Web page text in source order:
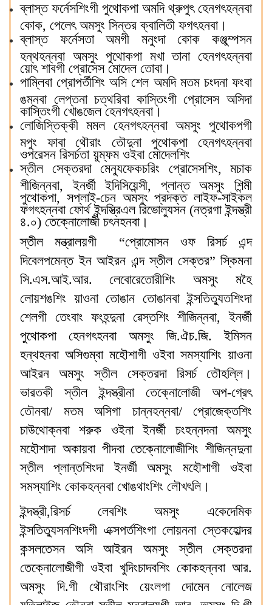
ব্লাস্ত ফর্নেসশিংগী পুথোকপা অমদি থ্রুপুৎ হেনগৎহন্নবা
কোক, পেলেৎ অমসুং সিন্তর ক্বালিতী ফগৎহনবা।
ব্লাস্ত ফর্নেসতা অমগী মনুংদা কোক কঞ্জুম্পসন
হন্থহন্নবা অমসুং পুথোকপা মখা তানা হেনগৎহন্নবা
য়োৎ শাবগী প্রোসেস মোদেল তোবা।
পাম্লিবা প্রোপর্তীশিং অসি শেল অমদি মতম চংদনা ফংবা
ঙম্নবা লেপ্তনা চত্থরিবা কাস্তিংগী প্রোসেস অসিদা
কাস্তিংগী খোঙজেল হেনগৎহনবা।
লোজিস্তিক্কী মমল হেনগৎহন্নবা অমসুং পুথোকপগী
মপুং ফাবা থৌরাং তৌদুনা পুথোকপা হেনগৎহন্নবা
ওপরেসন রিসর্চতা য়ুম্ফম ওইবা মোদেলশিং
স্তীল সেক্তরদা মেন্যুফেকচরিং প্রোসেসশিং, মচাক
শীজিন্নবা, ইনর্জী ইদিসিয়েন্সী, প্লান্ত অমসুং শিন্মী
পুথোকপা, সপ্লাই-চেন অমসুং প্রদক্ত লাইফ-সাইকল
ফগৎহন্নবা ফোর্থ ইন্দস্ত্রিএল রিভোল্যুসন (নত্রগা ইন্দস্ত্রী
৪.০) তেক্নোলোজী চৎনহনবা।
স্তীল মন্ত্রালয়গী “প্রোমোসন ওফ রিসর্চ এন্দ
দিবেলপমেন্ত ইন আইরন এন্দ স্তীল সেক্তর” স্কিমনা
সি.এস.আই.আর. লেবোরেতোরীশিং অমসুং মহৈ
লোয়শঙশিং য়াওনা তোঙান তোঙানবা ইন্সতিত্যুতশিংদা
শেলগী তেংবাং ফংহন্দুনা ৱেস্তশিং শীজিন্নবা, ইনর্জী
পুথোকপা হেনগৎহনবা অমসুং জি.ঐচ.জি. ইমিসন
হন্থহনবা অসিগুম্বা মহৌশাগী ওইবা সমস্যাশিং য়াওনা
আইরন অমসুং স্তীল সেক্তরদা রিসর্চ তৌহল্লি।
ভারতকী স্তীল ইন্দস্ত্রীনা তেক্নোলোজী অপ-গ্রেৎ
তৌনবা/ মতম অসিগা চান্নহন্নবা/ প্রোজেক্তশিং
চাউথোক্নবা শরুক ওইনা ইনর্জী চংহন্নদনা অমসুং
মহৌশাদা অকায়বা পীদবা তেক্নোলোজীশিং শীজিন্নদুনা
স্তীল প্লান্তশিংদা ইনর্জী অমসুং মহৌশাগী ওইবা
সমস্যাশিং কোকহন্নবা খোঙথাংশিং লৌখৎলি।
ইন্দস্ত্রী,রিসর্চ লেবশিং অমসুং একেদেমিক
ইন্সতিত্যুসনশিংদগী এক্সপর্তশিংগা লোয়ননা স্তেকহোল্দর
কন্সলতেসন অসি আইরন অমসুং স্তীল সেক্তরদা
তেক্নোলোজীগী ওইবা খুদিংচাদবশিং কোকহন্নবা আর.
অমসুং দি.গী থৌরাংশিং য়েংলগা দোমেন নোলেজ